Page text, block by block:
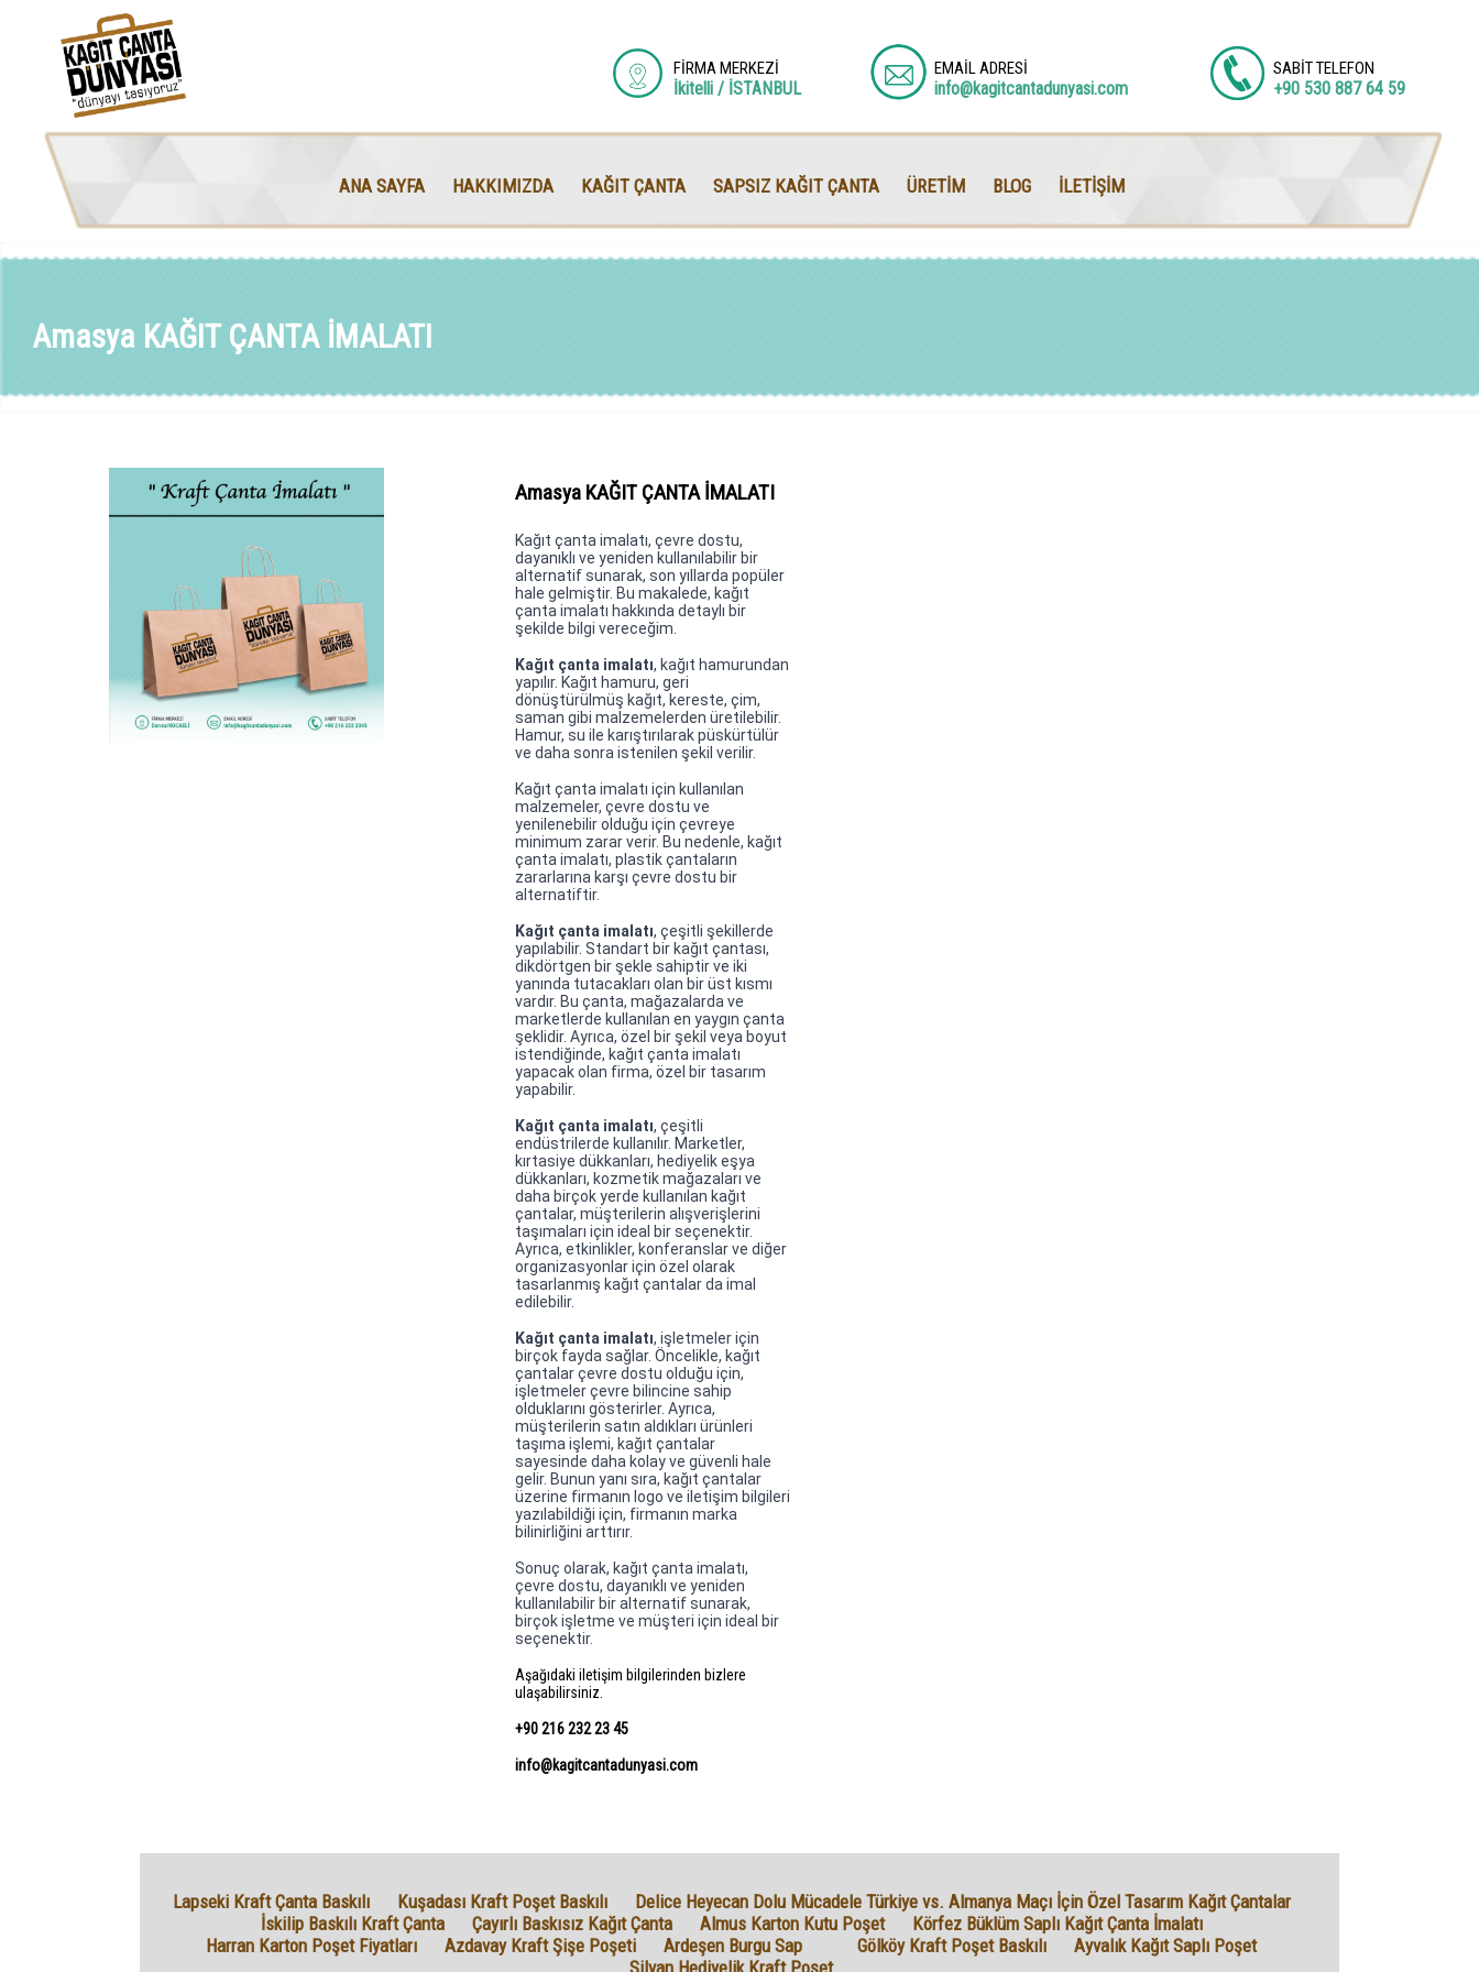
FİRMA MERKEZİ
İkitelli / İSTANBUL
EMAİL ADRESİ
info@kagitcantadunyasi.com
SABİT TELEFON
+90 530 887 64 59
ANA SAYFA HAKKIMIZDA KAĞIT ÇANTA SAPSIZ KAĞIT ÇANTA ÜRETİM BLOG İLETİŞİM
Amasya KAĞIT ÇANTA İMALATI
Amasya KAĞIT ÇANTA İMALATI
Kağıt çanta imalatı, çevre dostu,
dayanıklı ve yeniden kullanılabilir bir
alternatif sunarak, son yıllarda popüler
hale gelmiştir. Bu makalede, kağıt
çanta imalatı hakkında detaylı bir
şekilde bilgi vereceğim.
Kağıt çanta imalatı, kağıt hamurundan
yapılır. Kağıt hamuru, geri
dönüştürülmüş kağıt, kereste, çim,
saman gibi malzemelerden üretilebilir.
Hamur, su ile karıştırılarak püskürtülür
ve daha sonra istenilen şekil verilir.
Kağıt çanta imalatı için kullanılan
malzemeler, çevre dostu ve
yenilenebilir olduğu için çevreye
minimum zarar verir. Bu nedenle, kağıt
çanta imalatı, plastik çantaların
zararlarına karşı çevre dostu bir
alternatiftir.
Kağıt çanta imalatı, çeşitli şekillerde
yapılabilir. Standart bir kağıt çantası,
dikdörtgen bir şekle sahiptir ve iki
yanında tutacakları olan bir üst kısmı
vardır. Bu çanta, mağazalarda ve
marketlerde kullanılan en yaygın çanta
şeklidir. Ayrıca, özel bir şekil veya boyut
istendiğinde, kağıt çanta imalatı
yapacak olan firma, özel bir tasarım
yapabilir.
Kağıt çanta imalatı, çeşitli
endüstrilerde kullanılır. Marketler,
kırtasiye dükkanları, hediyelik eşya
dükkanları, kozmetik mağazaları ve
daha birçok yerde kullanılan kağıt
çantalar, müşterilerin alışverişlerini
taşımaları için ideal bir seçenektir.
Ayrıca, etkinlikler, konferanslar ve diğer
organizasyonlar için özel olarak
tasarlanmış kağıt çantalar da imal
edilebilir.
Kağıt çanta imalatı, işletmeler için
birçok fayda sağlar. Öncelikle, kağıt
çantalar çevre dostu olduğu için,
işletmeler çevre bilincine sahip
olduklarını gösterirler. Ayrıca,
müşterilerin satın aldıkları ürünleri
taşıma işlemi, kağıt çantalar
sayesinde daha kolay ve güvenli hale
gelir. Bunun yanı sıra, kağıt çantalar
üzerine firmanın logo ve iletişim bilgileri
yazılabildiği için, firmanın marka
bilinirliğini arttırır.
Sonuç olarak, kağıt çanta imalatı,
çevre dostu, dayanıklı ve yeniden
kullanılabilir bir alternatif sunarak,
birçok işletme ve müşteri için ideal bir
seçenektir.
Aşağıdaki iletişim bilgilerinden bizlere
ulaşabilirsiniz.
+90 216 232 23 45
info@kagitcantadunyasi.com
Lapseki Kraft Çanta Baskılı Kuşadası Kraft Poşet Baskılı
Delice Heyecan Dolu Mücadele Türkiye vs. Almanya Maçı İçin Özel Tasarım Kağıt Çantalar
İskilip Baskılı Kraft Çanta
Çayırlı Baskısız Kağıt Çanta Almus Karton Kutu Poşet
Körfez Büklüm Saplı Kağıt Çanta İmalatı
Harran Karton Poşet Fiyatları
Azdavay Kraft Şişe Poşeti Ardeşen Burgu Sap Gölköy Kraft Poşet Baskılı
Ayvalık Kağıt Saplı Poşet
Silvan Hediyelik Kraft Poşet